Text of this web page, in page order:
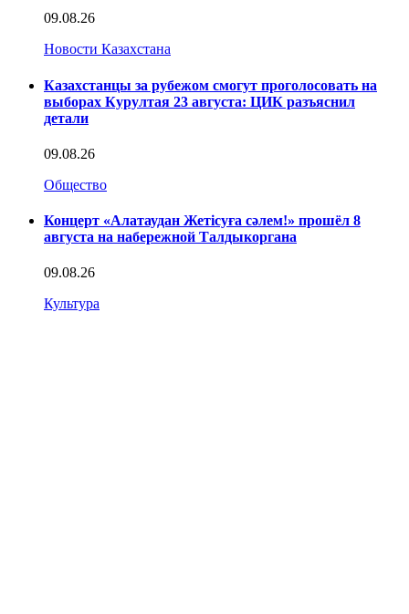
09.08.26
Новости Казахстана
Казахстанцы за рубежом смогут проголосовать на
выборах Курултая 23 августа: ЦИК разъяснил
детали
09.08.26
Общество
Концерт «Алатаудан Жетісуға сәлем!» прошёл 8
августа на набережной Талдыкоргана
09.08.26
Культура